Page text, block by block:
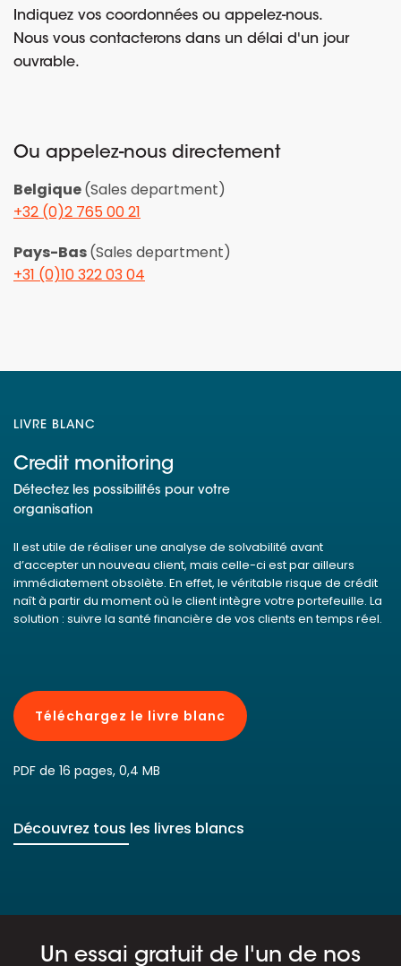
Indiquez vos coordonnées ou appelez-nous.
Nous vous contacterons dans un délai d'un jour
ouvrable.
Ou appelez-nous directement
Belgique(Sales department)
+32 (0)2 765 00 21
Pays-Bas(Sales department)
+31 (0)10 322 03 04
LIVRE BLANC
Credit monitoring
Détectez les possibilités pour votre
organisation
Il est utile de réaliser une analyse de solvabilité avant
d’accepter un nouveau client, mais celle-ci est par ailleurs
immédiatement obsolète. En effet, le véritable risque de crédit
naît à partir du moment où le client intègre votre portefeuille. La
solution : suivre la santé financière de vos clients en temps réel.
Téléchargez le livre blanc
PDF de 16 pages, 0,4 MB
Découvrez tous les livres blancs
Un essai gratuit de l'un de nos